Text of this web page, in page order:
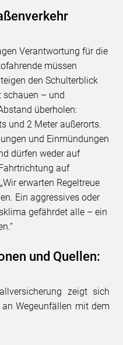
Verantwortung für die
müssen
den Schulterblick
schauen – und
überholen:
und 2 Meter außerorts.
und Einmündungen
dürfen weder auf
auf
erwarten Regeltreue
Ein aggressives oder
gefährdet alle – ein
und Quellen:
zeigt sich
Wegeunfällen mit dem